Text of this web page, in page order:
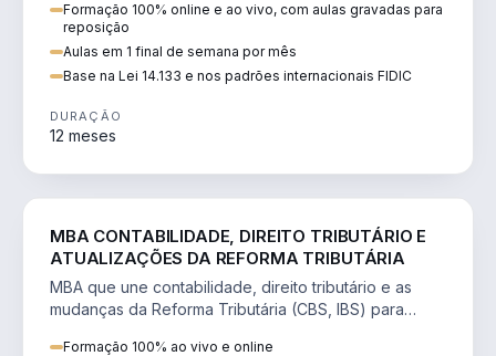
Formação 100% online e ao vivo, com aulas gravadas para
reposição
Aulas em 1 final de semana por mês
Base na Lei 14.133 e nos padrões internacionais FIDIC
DURAÇÃO
12 meses
MBA CONTABILIDADE, DIREITO TRIBUTÁRIO E
ATUALIZAÇÕES DA REFORMA TRIBUTÁRIA
MBA que une contabilidade, direito tributário e as
mudanças da Reforma Tributária (CBS, IBS) para
Formação 100% ao vivo e online